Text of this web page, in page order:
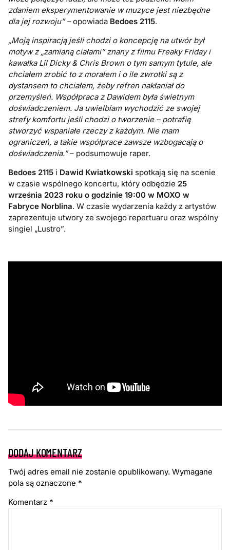
zdaniem eksperymentowanie w muzyce jest niezbędne
dla jej rozwoju” –opowiada Bedoes 2115.
„Moją inspiracją jeśli chodzi o koncepcję na utwór był
motyw z „zamianą ciałami” znany z filmu Freaky Friday i
kawałka Lil Dicky & Chris Brown o tym samym tytule, ale
chciałem zrobić to z morałem i o ile zwrotki są z
dystansem to chciałem, żeby refren nakłaniał do
przemyśleń. Współpraca z Dawidem była świetnym
doświadczeniem. Ja uwielbiam wychodzić ze swojej
strefy komfortu jeśli chodzi o tworzenie – potrafię
stworzyć wspaniałe rzeczy z każdym. Nie mam
ograniczeń, a takie współprace zawsze wzbogacają o
doświadczenia.”– podsumowuje raper.
Bedoes 2115 i Dawid Kwiatkowski spotkają się na scenie
w czasie wspólnego koncertu, który odbędzie 25
września 2023 roku o godzinie 19:00 w MOXO w
Fabryce Norblina. W czasie wydarzenia każdy z artystów
zaprezentuje utwory ze swojego repertuaru oraz wspólny
singiel „Lustro”.
DODAJ KOMENTARZ
Twój adres email nie zostanie opublikowany. Wymagane
pola są oznaczone *
Komentarz *